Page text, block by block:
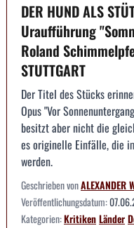
DER HUND ALS
Uraufführung
Roland
STUTTGART
Der Titel des Stücks
Opus "Vor
besitzt aber nicht die
es originelle Einfälle, die
werden.
Geschrieben vonALEXANDER
Veröffentlichungsdatum:
Kategorien:KritikenLänder